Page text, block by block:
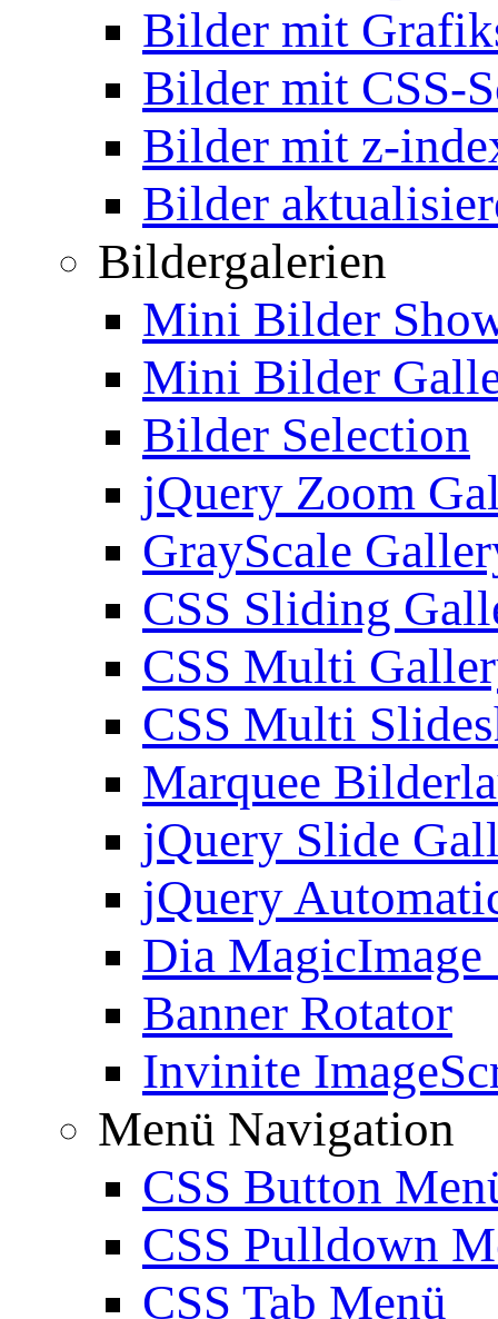
Bilder mit
Bilder mit CSS-
Bilder mit z-
Bilder
Bildergalerien
Mini Bilder
Mini Bilder
Bilder Selection
jQuery Zoom
GrayScale
CSS Sliding
CSS Multi
CSS Multi
Marquee
jQuery Slide
jQuery
Dia MagicImage
Banner Rotator
Invinite
Menü Navigation
CSS Button
CSS Pulldown
CSS Tab Menü